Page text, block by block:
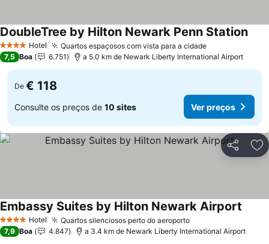
4 EstrelasHotel Quartos espaçosos com vista para a cidade
DoubleTree by Hilton Newark Penn Station
7,5 Boa 6.751 a 5.0 km de Newark Liberty International Airport
De € 118
Consulte os preços de 10 sites Ver preços
Partilhar
4 EstrelasHotel Quartos silenciosos perto do aeroporto
Embassy Suites by Hilton Newark Airport
7,9 Boa 4.847 a 3.4 km de Newark Liberty International Airport